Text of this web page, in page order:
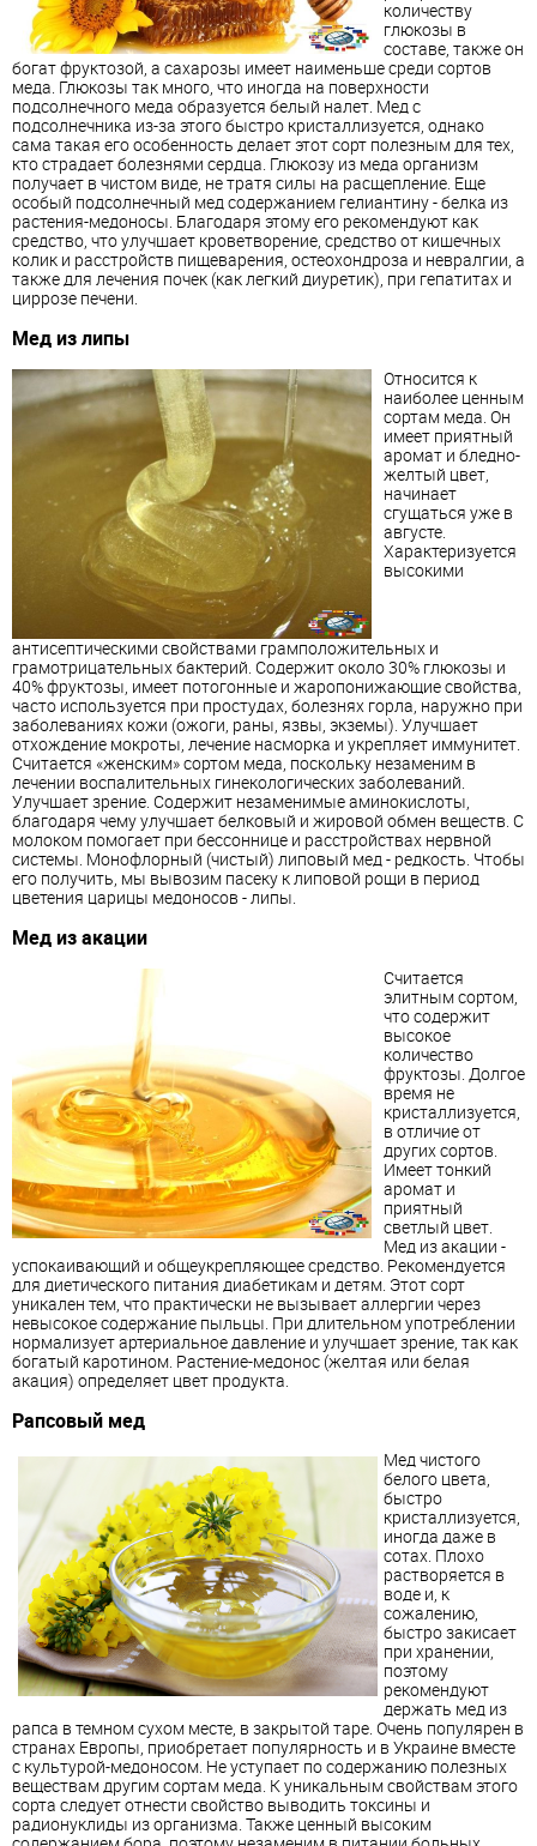
количеству
глюкозы в
составе, также он
богат фруктозой, а сахарозы имеет наименьше среди сортов
меда. Глюкозы так много, что иногда на поверхности
подсолнечного меда образуется белый налет. Мед с
подсолнечника из-за этого быстро кристаллизуется, однако
сама такая его особенность делает этот сорт полезным для тех,
кто страдает болезнями сердца. Глюкозу из меда организм
получает в чистом виде, не тратя силы на расщепление. Еще
особый подсолнечный мед содержанием гелиантину - белка из
растения-медоносы. Благодаря этому его рекомендуют как
средство, что улучшает кроветворение, средство от кишечных
колик и расстройств пищеварения, остеохондроза и невралгии, а
также для лечения почек (как легкий диуретик), при гепатитах и ​​
циррозе печени.
Мед из липы
Относится к
наиболее ценным
сортам меда. Он
имеет приятный
аромат и бледно-
желтый цвет,
начинает
сгущаться уже в
августе.
Характеризуется
высокими
антисептическими свойствами грамположительных и
грамотрицательных бактерий. Содержит около 30% глюкозы и
40% фруктозы, имеет потогонные и жаропонижающие свойства,
часто используется при простудах, болезнях горла, наружно при
заболеваниях кожи (ожоги, раны, язвы, экземы). Улучшает
отхождение мокроты, лечение насморка и укрепляет иммунитет.
Считается «женским» сортом меда, поскольку незаменим в
лечении воспалительных гинекологических заболеваний.
Улучшает зрение. Содержит незаменимые аминокислоты,
благодаря чему улучшает белковый и жировой обмен веществ. С
молоком помогает при бессоннице и расстройствах нервной
системы. Монофлорный (чистый) липовый мед - редкость. Чтобы
его получить, мы вывозим пасеку к липовой рощи в период
цветения царицы медоносов - липы.
Мед из акации
Считается
элитным сортом,
что содержит
высокое
количество
фруктозы. Долгое
время не
кристаллизуется,
в отличие от
других сортов.
Имеет тонкий
аромат и
приятный
светлый цвет.
Мед из акации -
успокаивающий и общеукрепляющее средство. Рекомендуется
для диетического питания диабетикам и детям. Этот сорт
уникален тем, что практически не вызывает аллергии через
невысокое содержание пыльцы. При длительном употреблении
нормализует артериальное давление и улучшает зрение, так как
богатый каротином. Растение-медонос (желтая или белая
акация) определяет цвет продукта.
Рапсовый мед
Мед чистого
белого цвета,
быстро
кристаллизуется,
иногда даже в
сотах. Плохо
растворяется в
воде и, к
сожалению,
быстро закисает
при хранении,
поэтому
рекомендуют
держать мед из
рапса в темном сухом месте, в закрытой таре. Очень популярен в
странах Европы, приобретает популярность и в Украине вместе
с культурой-медоносом. Не уступает по содержанию полезных
веществам другим сортам меда. К уникальным свойствам этого
сорта следует отнести свойство выводить токсины и
радионуклиды из организма. Также ценный высоким